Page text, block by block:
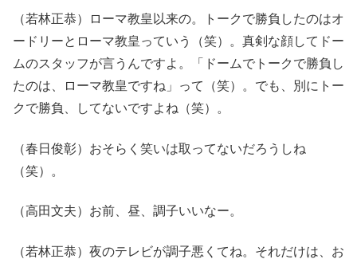
（若林正恭）ローマ教皇以来の。トークで勝負したのはオ
ードリーとローマ教皇っていう（笑）。真剣な顔してドー
ムのスタッフが言うんですよ。「ドームでトークで勝負し
たのは、ローマ教皇ですね」って（笑）。でも、別にトー
クで勝負、してないですよね（笑）。
（春日俊彰）おそらく笑いは取ってないだろうしね
（笑）。
（高田文夫）お前、昼、調子いいなー。
（若林正恭）夜のテレビが調子悪くてね。それだけは、お